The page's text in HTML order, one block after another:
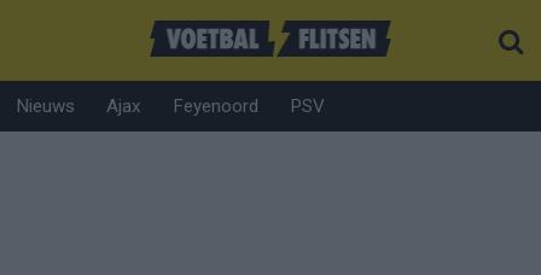
Nieuws Ajax Feyenoord PSV